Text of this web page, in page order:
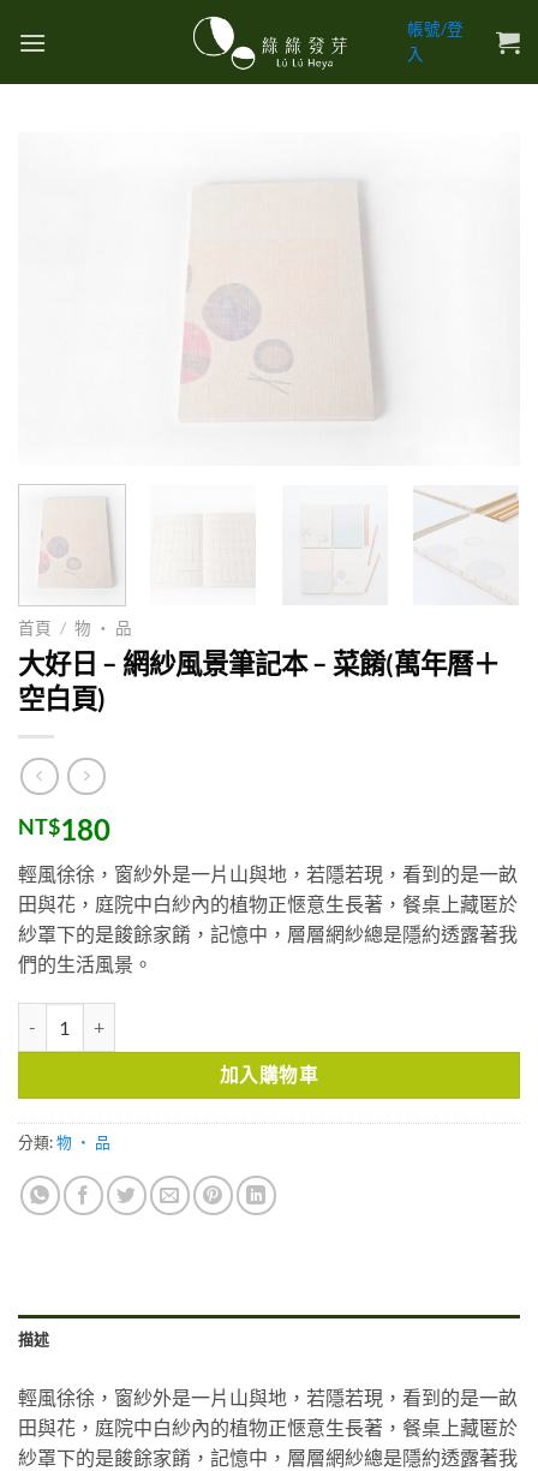
帳號/登
入
首頁 / 物 ・ 品
大好日 – 網紗風景筆記本 – 菜餚(萬年曆＋
空白頁)
NT$180
輕風徐徐，窗紗外是一片山與地，若隱若現，看到的是一畝
田與花，庭院中白紗內的植物正愜意生長著，餐桌上藏匿於
紗罩下的是餕餘家餚，記憶中，層層網紗總是隱約透露著我
們的生活風景。
加入購物車
分類:物 ・ 品
描述
輕風徐徐，窗紗外是一片山與地，若隱若現，看到的是一畝
田與花，庭院中白紗內的植物正愜意生長著，餐桌上藏匿於
紗罩下的是餕餘家餚，記憶中，層層網紗總是隱約透露著我